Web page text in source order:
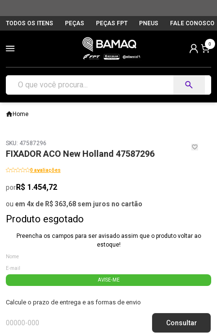
TODOS OS ITENS PEÇAS PEÇAS FPT PNEUS FALE CONOSCO
0
Home
SKU: 47587296
FIXADOR ACO New Holland 47587296
0 avaliações
porR$ 1.454,72
ou em 4x de R$ 363,68 sem juros no cartão
Produto esgotado
Preencha os campos para ser avisado assim que o produto voltar ao
estoque!
AVISE-ME
Calcule o prazo de entrega e as formas de envio